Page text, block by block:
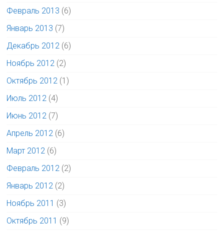
Февраль 2013 (6)
Январь 2013 (7)
Декабрь 2012 (6)
Ноябрь 2012 (2)
Октябрь 2012 (1)
Июль 2012 (4)
Июнь 2012 (7)
Апрель 2012 (6)
Март 2012 (6)
Февраль 2012 (2)
Январь 2012 (2)
Ноябрь 2011 (3)
Октябрь 2011 (9)